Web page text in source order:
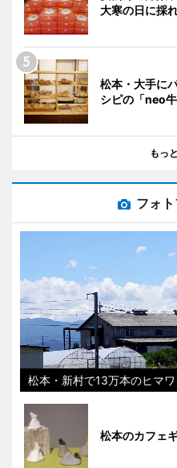
大寒の日に採
松本・大手に
シピの「neo
もっ
フォ
松本・新村で13万本のヒマ
松本のカフェ